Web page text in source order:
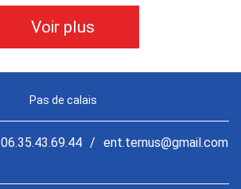
Voir plus
Pas de calais
06.35.43.69.44 / ent.ternus@gmail.com